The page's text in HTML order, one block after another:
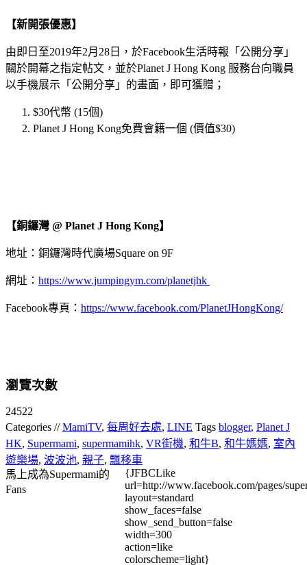
【新開張優惠】
由即日至2019年2月28日，於Facebook生活時報「公開分享」
關於開幕之指定帖文，並於Planet J Hong Kong 服務台向職員
以手機展示「公開分享」的畫面，即可獲贈；
$30代幣 (15個)
Planet J Hong Kong免費會籍一個 (價值$30)
【銅鑼灣 @ Planet J Hong Kong】
地址：銅鑼灣時代廣場Square on 9F
網址： https://www.jumpingym.com/planetjhk
Facebook專頁： https://www.facebook.com/PlanetJHongKong/
瀏覽次數
24522
Categories //MamiTV, 每周好去處, LINE Tags blogger, Planet J
HK, Supermami, supermamihk, VR街機, 和牛B, 和牛媽媽, 室內
遊樂場, 波波池, 親子, 飄移車
馬上成為Supermami的
Fans
{JFBCLike
url=http://www.facebook.com/pages/
layout=standard
show_faces=false
show_send_button=false
width=300
action=like
colorscheme=light}